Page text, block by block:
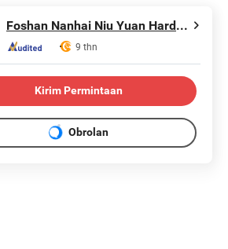
Foshan Nanhai Niu Yuan Hardware Product Co., Ltd.
9 thn
Kirim Permintaan
Obrolan